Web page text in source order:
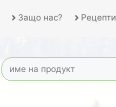
Защо нас? Рецепти